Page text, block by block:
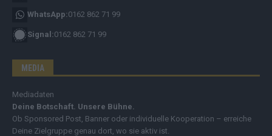
WhatsApp:0162 862 71 99
Signal:0162 862 71 99
MEDIA
Mediadaten
Deine Botschaft. Unsere Bühne.
Ob Sponsored Post, Banner oder individuelle Kooperation – erreiche
Deine Zielgruppe genau dort, wo sie aktiv ist.